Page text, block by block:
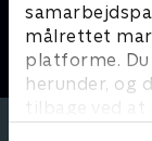
målrettet
platforme.
herunder, og
tilbage ved at
Antiks
Børneserier • 2